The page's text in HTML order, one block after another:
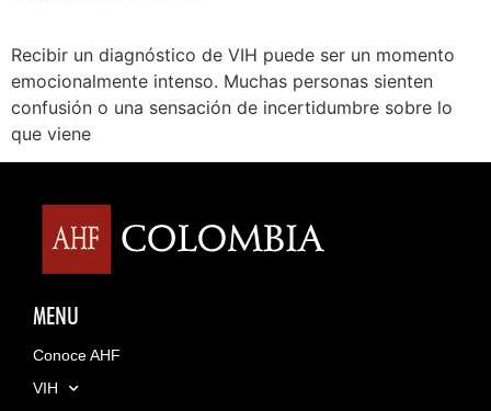
Recibir un diagnóstico de VIH puede ser un momento
emocionalmente intenso. Muchas personas sienten
confusión o una sensación de incertidumbre sobre lo
que viene
MENU
Conoce AHF
VIH